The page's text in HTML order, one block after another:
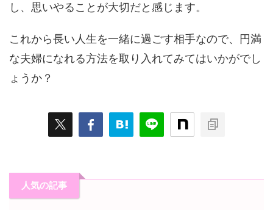
し、思いやることが大切だと感じます。
これから長い人生を一緒に過ごす相手なので、円満
な夫婦になれる方法を取り入れてみてはいかがでし
ょうか？
人気の記事